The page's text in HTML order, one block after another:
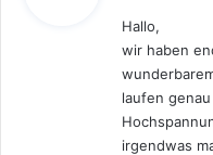
:
Hallo,
wir haben
laufen
irgendwas